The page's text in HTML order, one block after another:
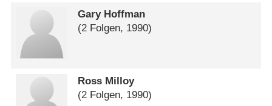
Gary Hoffman
(2 Folgen, 1990)
Ross Milloy
(2 Folgen, 1990)